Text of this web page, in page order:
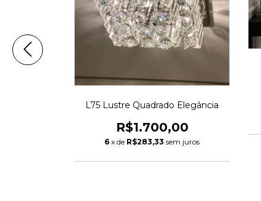
L75 Lustre Quadrado Elegância
R$1.700,00
6 x de R$283,33 sem juros